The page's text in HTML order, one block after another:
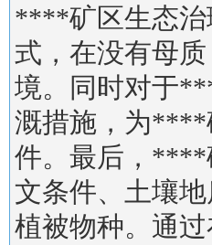
****矿区生态治
式，在没有母
境。同时对于
溉措施，为****
件。最后，****
文条件、土壤
植被物种。通